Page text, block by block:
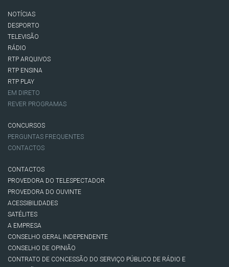
NOTÍCIAS
DESPORTO
TELEVISÃO
RÁDIO
RTP ARQUIVOS
RTP ENSINA
RTP PLAY
EM DIRETO
REVER PROGRAMAS
CONCURSOS
PERGUNTAS FREQUENTES
CONTACTOS
CONTACTOS
PROVEDORA DO TELESPECTADOR
PROVEDORA DO OUVINTE
ACESSIBILIDADES
SATÉLITES
A EMPRESA
CONSELHO GERAL INDEPENDENTE
CONSELHO DE OPINIÃO
CONTRATO DE CONCESSÃO DO SERVIÇO PÚBLICO DE RÁDIO E